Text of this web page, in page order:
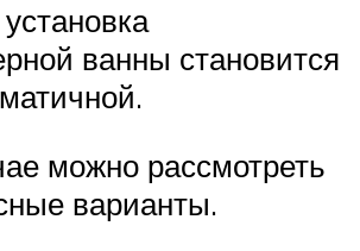
ванны становится
можно рассмотреть
варианты.